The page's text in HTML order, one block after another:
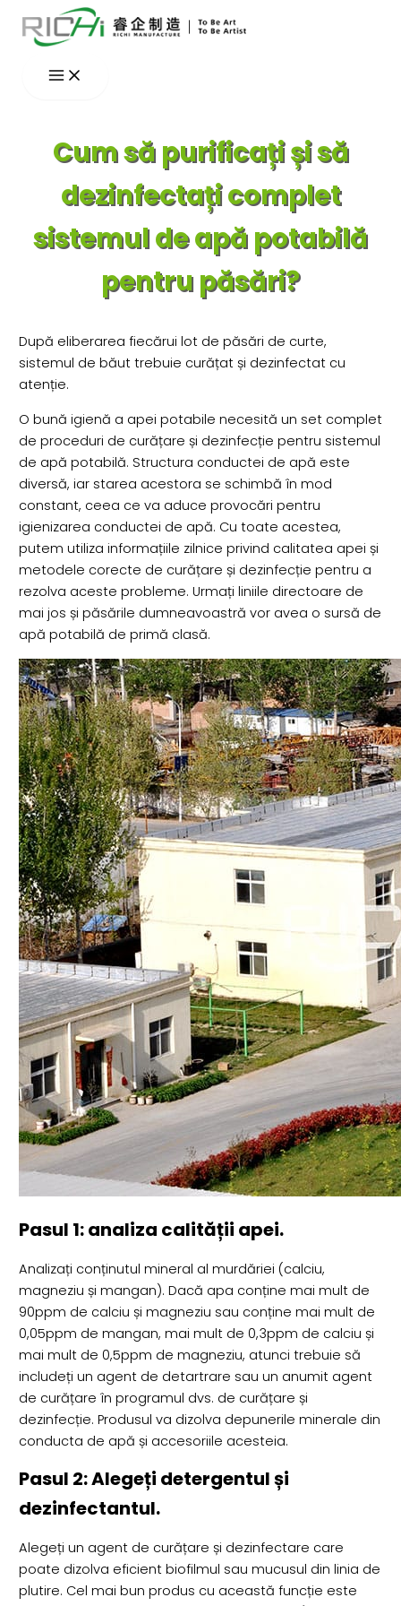
Skip
Cum să purificați și să
dezinfectați complet
sistemul de apă potabilă
pentru păsări?
După eliberarea fiecărui lot de păsări de curte,
sistemul de băut trebuie curățat și dezinfectat cu
atenție.
O bună igienă a apei potabile necesită un set complet
de proceduri de curățare și dezinfecție pentru sistemul
de apă potabilă. Structura conductei de apă este
diversă, iar starea acestora se schimbă în mod
constant, ceea ce va aduce provocări pentru
igienizarea conductei de apă. Cu toate acestea,
putem utiliza informațiile zilnice privind calitatea apei și
metodele corecte de curățare și dezinfecție pentru a
rezolva aceste probleme. Urmați liniile directoare de
mai jos și păsările dumneavoastră vor avea o sursă de
apă potabilă de primă clasă.
Pasul 1: analiza calității apei.
Analizați conținutul mineral al murdăriei (calciu,
magneziu și mangan). Dacă apa conține mai mult de
90ppm de calciu și magneziu sau conține mai mult de
0,05ppm de mangan, mai mult de 0,3ppm de calciu și
mai mult de 0,5ppm de magneziu, atunci trebuie să
includeți un agent de detartrare sau un anumit agent
de curățare în programul dvs. de curățare și
dezinfecție. Produsul va dizolva depunerile minerale din
conducta de apă și accesoriile acesteia.
Pasul 2: Alegeți detergentul și
dezinfectantul.
Alegeți un agent de curățare și dezinfectare care
poate dizolva eficient biofilmul sau mucusul din linia de
plutire. Cel mai bun produs cu această funcție este